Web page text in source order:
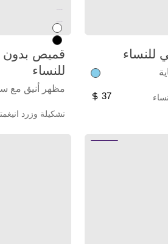
للنساء
37
قميص
للنساء
مظهر أنيق مع
تشكيلة وزرد